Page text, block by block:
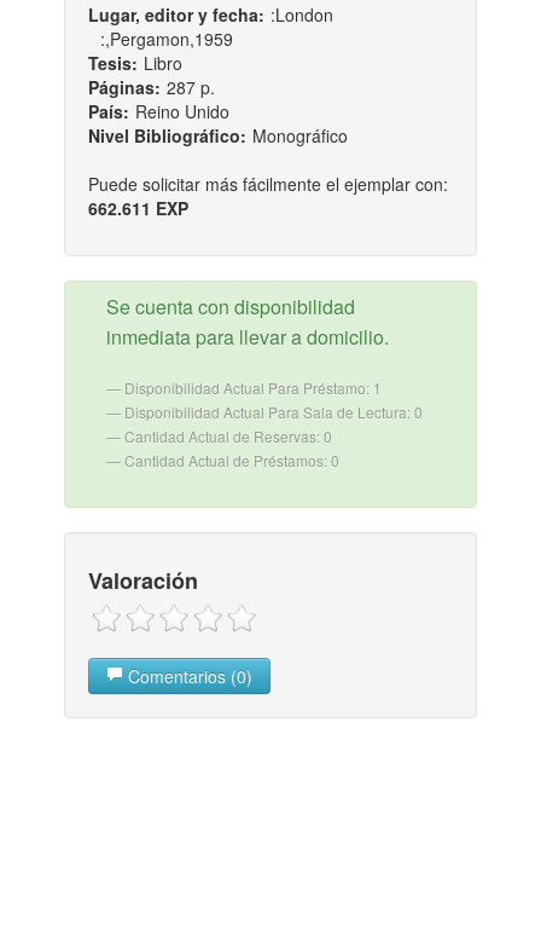
Lugar, editor y fecha: :London
:,Pergamon,1959
Tesis: Libro
Páginas: 287 p.
País: Reino Unido
Nivel Bibliográfico: Monográfico
Puede solicitar más fácilmente el ejemplar con:
662.611 EXP
Se cuenta con disponibilidad
inmediata para llevar a domicilio.
Disponibilidad Actual Para Préstamo: 1
Disponibilidad Actual Para Sala de Lectura: 0
Cantidad Actual de Reservas: 0
Cantidad Actual de Préstamos: 0
Valoración
Comentarios (0)